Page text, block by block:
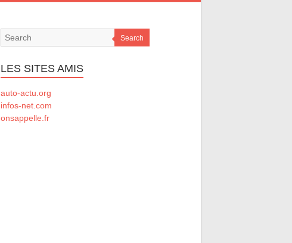
Search
LES SITES AMIS
auto-actu.org
infos-net.com
onsappelle.fr